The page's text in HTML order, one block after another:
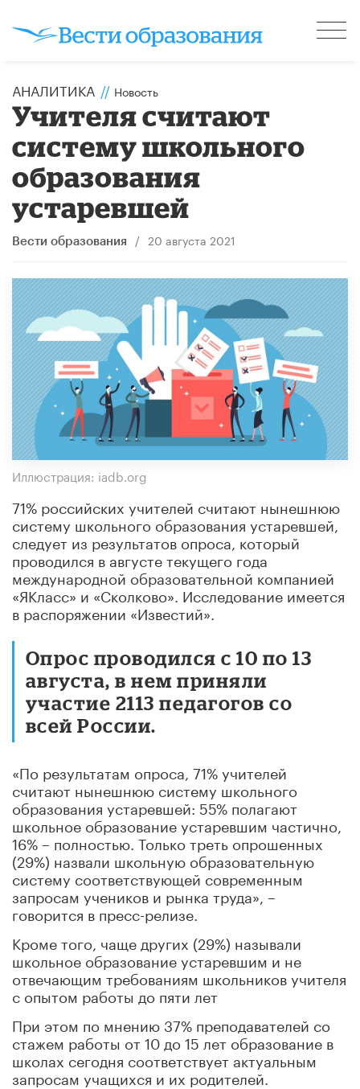
АНАЛИТИКА // Новость
Учителя считают
систему школьного
образования
устаревшей
Вести образования / 20 августа 2021
Иллюстрация: iadb.org
71% российских учителей считают нынешнюю
систему школьного образования устаревшей,
следует из результатов опроса, который
проводился в августе текущего года
международной образовательной компанией
«ЯКласс» и «Сколково». Исследование имеется
в распоряжении «Известий».
Опрос проводился с 10 по 13
августа, в нем приняли
участие 2113 педагогов со
всей России.
«По результатам опроса, 71% учителей
считают нынешнюю систему школьного
образования устаревшей: 55% полагают
школьное образование устаревшим частично,
16% – полностью. Только треть опрошенных
(29%) назвали школьную образовательную
систему соответствующей современным
запросам учеников и рынка труда», –
говорится в пресс-релизе.
Кроме того, чаще других (29%) называли
школьное образование устаревшим и не
отвечающим требованиям школьников учителя
с опытом работы до пяти лет
При этом по мнению 37% преподавателей со
стажем работы от 10 до 15 лет образование в
школах сегодня соответствует актуальным
запросам учащихся и их родителей.